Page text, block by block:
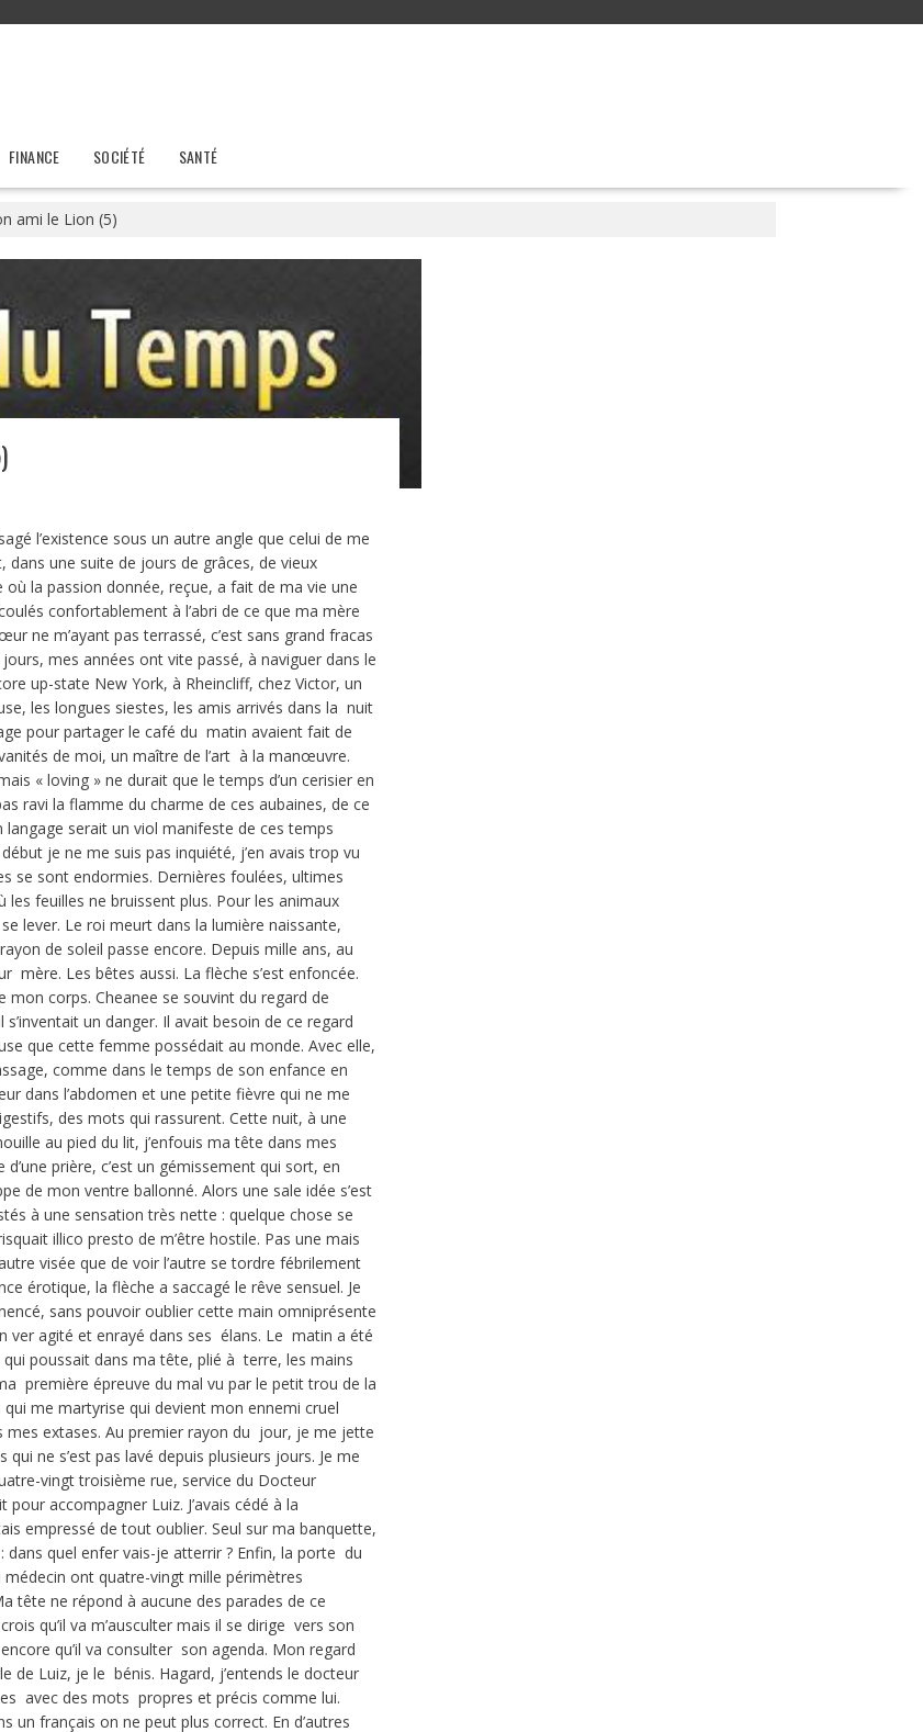
FINANCE SOCIÉTÉ SANTÉ
ami le Lion (5)
de petite taille, s’est exprimé dans un français on ne peut plus correct. En d’autres circonstances, je lui aurais demandé comment il avait acquis une telle maîtrise de notre langue. Aujourd’hui je m’en tape. Je pose la main sur mon ventre. Je lis. Je connais maintenant le dernier cas du péril de ce siècle royalement fourni en aléas en tous genres. Qui s’est jamais cru vulnérable ? Qui peut encaisser une donnée aussi foudroyante sans penser à une fosse où expulser ces quelques spasmes mal placés ? Ce type m’a sonné. Exit. Je me récupère sur le trottoir, comme un paquet de merde à faire fuir tout ce qui bouge avec un cul bien balancé. Je ne fume pas, je ne bois pas, j’ai ma ligne de jeune homme, je me suis laissé mener sur le parvis de la mort en baisant. Que je veuille ou pas, il faudra plier bagages…fuck…passing away…avec un si beau temps…inventer tout ce qui pourra m’aider à passer le dernier cap avant de tout larguer… Cheanee mettait un pied devant l’autre, sans savoir où il marchait, tout frémissait autour de lui. Il ne parlait à personne, il parlait seul, trop heureux encore d’entendre sa voix. Comment un jour peut-il être si beau et si menaçant à la fois ? La vue des amandiers en fleurs de la quatre-vingt troisième, l’air paisible des gens, ça, c’est la main de Dieu. Comment un jour ensoleillé peut-il déraper en glissade mortelle ? Toute la douceur de ce jour printanier redit un art de vie, accueille une caresse. Serais-je le seul à éprouver cette qualité de l’air qui vient de s’immobiliser sur moi, autour de moi ? Si je l’osais, je demanderais au type qui vient vers moi, à tous ces gens s’ils sentent la qualité exceptionnelle de cette heure en ces lieux. Une insigne singularité qui n’appartiendrait pas seulement à celui qui vient de découvrir qu’il a un compteur coriace dans la tête, avec une bombe en prime dans le bide mais que le jour, de délicatesse en délicatesse, se répartit en petites parcelles de jouissances. Il se peut bien que j’assiste là au premier matin d’un monde qui se tire sous chacun de mes pas. Cheanee était groggy, il ne pouvait canaliser son émotion. Il perdit de vue la main de Dieu et en même temps le sens de la vision et le sens de la marche en partant à droite et à gauche, il appuya sa tête sur son bras contre le mur et longea dans le noir. Il sentit son corps devenir léger, il se retrouva à nouveau au Doctor’s Hospital face au docteur Ephtimous et ses mots de réconfort. Il était maintenant cinq heures de l’après-midi, sur le trottoir de la quatre-vingt troisième, il avançait pleurant et trimballant son virus mortel n’ignorant rien de cet implacable gestionnaire de la nature qui savait varier ses modules de dévastation diaboliquement. Cheanee savait ce qu’il charriait, accélérant son rythme, il accompagnait de mots de terreur et de ferveur, espérant l’impossible tout en sachant l’irréversible. Il eut cependant comme la perception d’avoir à ses côtés un compagnon mais cela disparut instantanément, comme s’il avait transgressé un champ inconnu. Marcher autant que je le peux, voir la jolie vie autour de moi, entendre les gens parler normalement, même avec un grondement volcaniquedans la cage thoracique, arriver au fond de la question et partir. Dites, faites que je marche, que je fasse le tour de la terre, que je voie des têtes de gens qui n’ont rien, des gras qui bouffent comme des porcs, avec leur hot-dogs dégoulinant sur leurs lippes dégueulasses, des moches, des tordus qui se foutent de tout. Faites que je leur ressemble, que je crie que vieux mecs et moins vieux, je veux effacer ce manège, tordre le cou à toutes ces frasques, cogner toutes ces équipées, où la passion donnée, reçue, vendue m’a fait avancer de la vie facile à la prison de mon corps dans l’attente d’une petite perte de connaissance. Mon Dieu, ne m’abandonne pas, si tu veux, tu peux tout effacer, et peut-être, je pourrais éviter pour quelque temps encore ce que ma mère appelait les pépins. Ce soir, il faudra que je dise à Luiz comment ça s’est passé chez le docteur. Les nouvelles courent vite mid-town. Les secousses seront rudes. Cheanee avait beaucoup marché. Il y avait un moment que les amandiers en fleurs avaient disparu avec la 83ème, que Madison était dépassée et il se retrouvait dans Central Park sans trop savoir comment. Flapi, vidé par ce trajet, il se laissa tomber sur le premier banc venu. Planté là, entre les vieux, les nurses, les gosses, les rollers, les joggers, tous les autres, ce paradis perdu auquel il n’avait jamais accordé d’intérêt, un autre monde. Ils passeront tous par là, mais personne ne leur a fixé une date de sortie. Sur ce banc, je suis en décalage horaire face à ces vieux qui peuvent à peine se redresser, à ces mummies, à ces homeless heureux. C’est comme ça que je me vois, anéanti par une vie mi-gagnée mi-perdue, sous les